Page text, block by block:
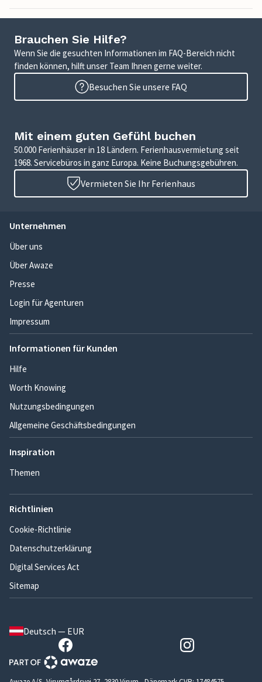
Brauchen Sie Hilfe?
Wenn Sie die gesuchten Informationen im FAQ-Bereich nicht
finden können, hilft unser Team Ihnen gerne weiter.
Besuchen Sie unsere FAQ
Mit einem guten Gefühl buchen
50.000 Ferienhäuser in 18 Ländern. Ferienhausvermietung seit
1968. Servicebüros in ganz Europa. Keine Buchungsgebühren.
Vermieten Sie Ihr Ferienhaus
Unternehmen
Über uns
Über Awaze
Presse
Login für Agenturen
Impressum
Informationen für Kunden
Hilfe
Worth Knowing
Nutzungsbedingungen
Allgemeine Geschäftsbedingungen
Inspiration
Themen
Richtlinien
Cookie-Richtlinie
Datenschutzerklärung
Digital Services Act
Sitemap
Deutsch — EUR